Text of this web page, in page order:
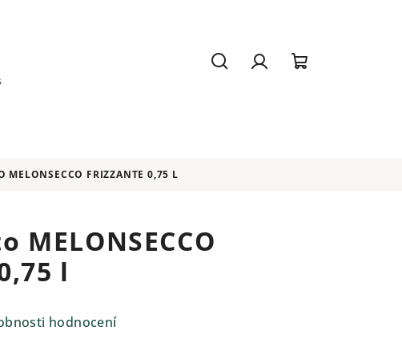
MELONSECCO FRIZZANTE 0,75 L
MELONSECCO
l
hodnocení